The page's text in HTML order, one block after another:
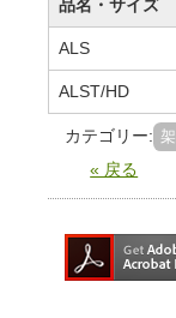
品名・サイズ
ALS
ALST/HD
カテゴリー:
« 戻る